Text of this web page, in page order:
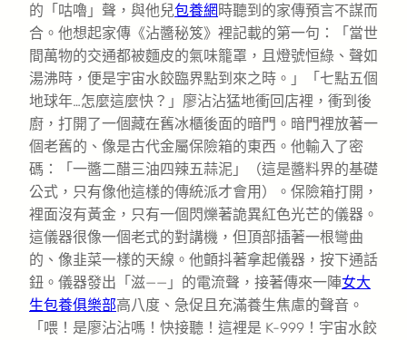
的「咕嚕」聲，與他兒包養網 時聽到的家傳預言不謀而
合。他想起家傳《沾醬秘笈》裡記載的第一句：「當世
間萬物的交通都被麵皮的氣味籠罩，且燈號恒綠、聲如
湯沸時，便是宇宙水餃臨界點到來之時。」「七點五個
地球年…怎麼這麼快？」廖沾沾猛地衝回店裡，衝到後
廚，打開了一個藏在舊冰櫃後面的暗門。暗門裡放著一
個老舊的、像是古代金屬保險箱的東西。他輸入了密
碼：「一醬二醋三油四辣五蒜泥」（這是醬料界的基礎
公式，只有像他這樣的傳統派才會用）。保險箱打開，
裡面沒有黃金，只有一個閃爍著詭異紅色光芒的儀器。
這儀器很像一個老式的對講機，但頂部插著一根彎曲
的、像韭菜一樣的天線。他顫抖著拿起儀器，按下通話
鈕。儀器發出「滋——」的電流聲，接著傳來一陣女大
生包養俱樂部高八度、急促且充滿養生焦慮的聲音。
「喂！是廖沾沾嗎！快接聽！這裡是 K-999！宇宙水餃